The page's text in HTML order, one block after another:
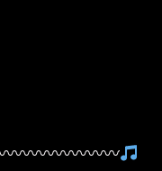
〰〰〰〰〰〰〰